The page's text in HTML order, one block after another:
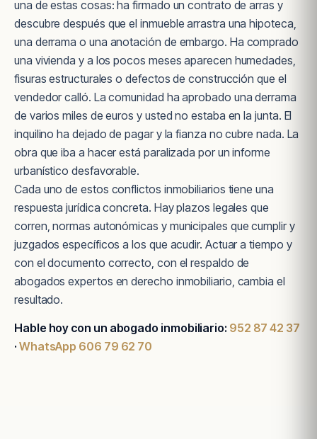
una de estas cosas: ha firmado un contrato de arras y
descubre después que el inmueble arrastra una hipoteca,
una derrama o una anotación de embargo. Ha comprado
una vivienda y a los pocos meses aparecen humedades,
fisuras estructurales o defectos de construcción que el
vendedor calló. La comunidad ha aprobado una derrama
de varios miles de euros y usted no estaba en la junta. El
inquilino ha dejado de pagar y la fianza no cubre nada. La
obra que iba a hacer está paralizada por un informe
urbanístico desfavorable.
Cada uno de estos conflictos inmobiliarios tiene una
respuesta jurídica concreta. Hay plazos legales que
corren, normas autonómicas y municipales que cumplir y
juzgados específicos a los que acudir. Actuar a tiempo y
con el documento correcto, con el respaldo de
abogados expertos en derecho inmobiliario, cambia el
resultado.
Hable hoy con un abogado inmobiliario: 952 87 42 37
· WhatsApp 606 79 62 70